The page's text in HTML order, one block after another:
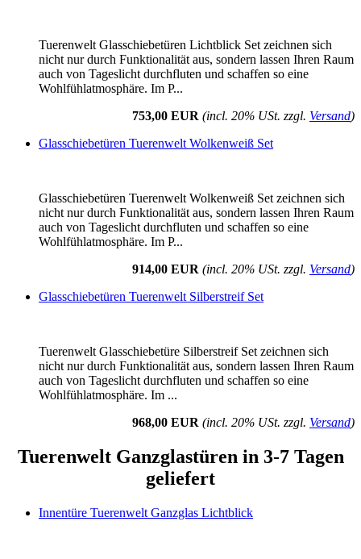
Tuerenwelt Glasschiebetüren Lichtblick Set zeichnen sich
nicht nur durch Funktionalität aus, sondern lassen Ihren Raum
auch von Tageslicht durchfluten und schaffen so eine
Wohlfühlatmosphäre. Im P...
753,00 EUR (incl. 20% USt. zzgl. Versand)
Glasschiebetüren Tuerenwelt Wolkenweiß Set
Glasschiebetüren Tuerenwelt Wolkenweiß Set zeichnen sich
nicht nur durch Funktionalität aus, sondern lassen Ihren Raum
auch von Tageslicht durchfluten und schaffen so eine
Wohlfühlatmosphäre. Im P...
914,00 EUR (incl. 20% USt. zzgl. Versand)
Glasschiebetüren Tuerenwelt Silberstreif Set
Tuerenwelt Glasschiebetüre Silberstreif Set zeichnen sich
nicht nur durch Funktionalität aus, sondern lassen Ihren Raum
auch von Tageslicht durchfluten und schaffen so eine
Wohlfühlatmosphäre. Im ...
968,00 EUR (incl. 20% USt. zzgl. Versand)
Tuerenwelt Ganzglastüren in 3-7 Tagen
geliefert
Innentüre Tuerenwelt Ganzglas Lichtblick